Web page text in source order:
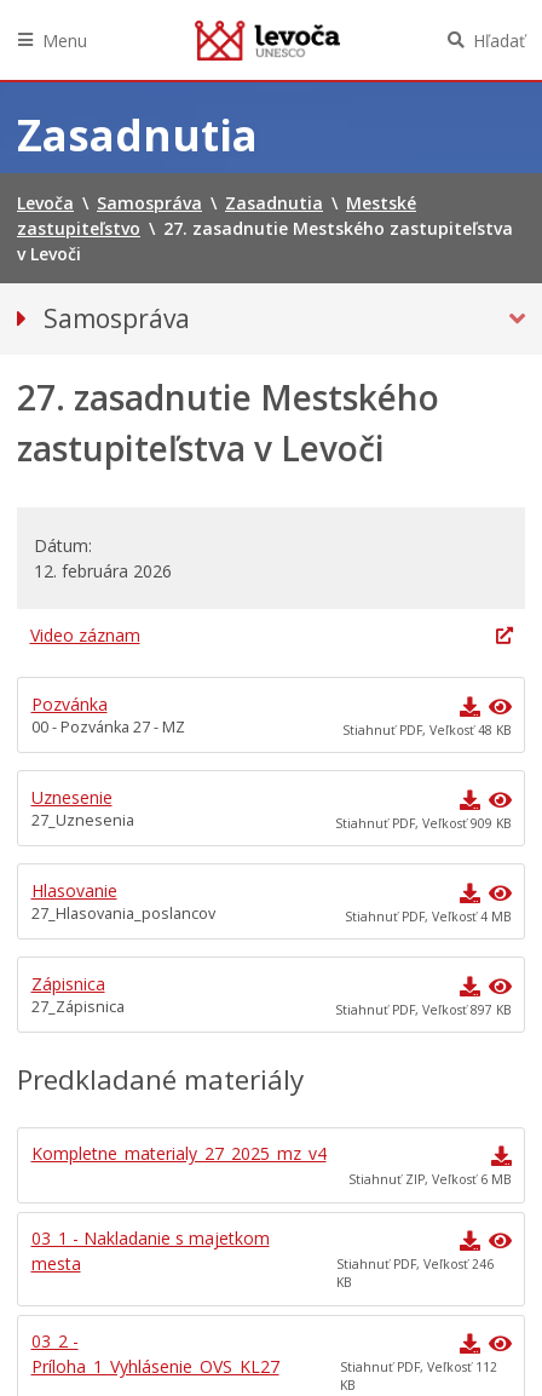
obsah
Menu Hľadať
Zasadnutia
Levoča \ Samospráva \ Zasadnutia \ Mestské
zastupiteľstvo \ 27. zasadnutie Mestského zastupiteľstva
v Levoči
Samospráva
Hlavný kontrolór mesta
Mestské zastupiteľstvo
VOĽBY
Dokumenty mesta
Tlačové správy
Rozpočet mesta
Hospodárenie mesta
Transparentné mesto
Program hospodárskeho a sociálneho rozvoja mesta
Levoča
Stratégia cestovného ruchu v okrese Levoča 2021 – 2027
Priemyselná zóna
Oznámenia funkcií, zamestnaní, činností a majetkových
pomerov verejného funkcionára
27. zasadnutie Mestského
zastupiteľstva v Levoči
Dátum
12. februára 2026
Video záznam
Pozvánka
00 - Pozvánka 27 - MZ Stiahnuť PDF, Veľkosť 48 KB
Uznesenie
27_Uznesenia Stiahnuť PDF, Veľkosť 909 KB
Hlasovanie
27_Hlasovania_poslancov Stiahnuť PDF, Veľkosť 4 MB
Zápisnica
27_Zápisnica Stiahnuť PDF, Veľkosť 897 KB
Predkladané materiály
Kompletne_materialy_27_2025_mz_v4
Stiahnuť ZIP, Veľkosť 6 MB
03_1 - Nakladanie s majetkom
mesta
Stiahnuť PDF, Veľkosť 246
KB
03_2 -
Príloha_1_Vyhlásenie_OVS_KL27
Stiahnuť PDF, Veľkosť 112
KB